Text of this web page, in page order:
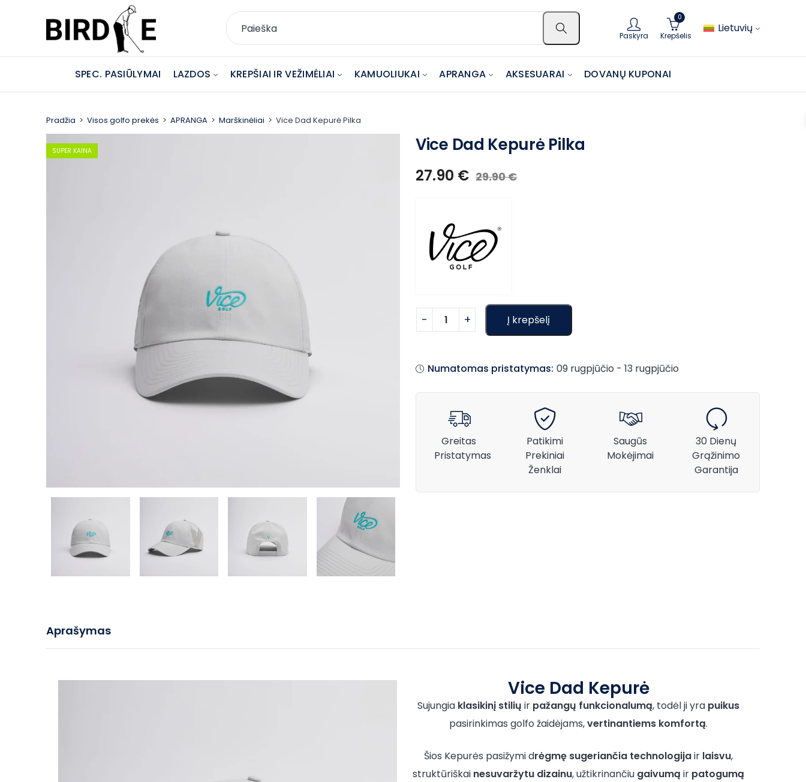
Paskyra
0
Krepšelis
Lietuvių
SPEC. PASIŪLYMAI LAZDOS KREPŠIAI IR VEŽIMĖLIAI KAMUOLIUKAI APRANGA AKSESUARAI DOVANŲ KUPONAI
Pradžia Visos golfo prekės APRANGA Marškinėliai Vice Dad Kepurė Pilka
SUPER KAINA Vice Dad Kepurė Pilka
27.90 € 29.90€
Į krepšelį
Numatomas pristatymas: 09 rugpjūčio - 13 rugpjūčio
Greitas
Pristatymas
Patikimi
Prekiniai
Ženklai
Saugūs
Mokėjimai
30 Dienų
Grąžinimo
Garantija
Aprašymas
Vice Dad Kepurė
Sujungia klasikinį stilių ir pažangų funkcionalumą, todėl ji yra puikus
pasirinkimas golfo žaidėjams,vertinantiems komfortą.
Šios Kepurės pasižymi drėgmę sugeriančia technologijair laisvu,
struktūriškai nesuvaržytu dizainu, užtikrinančiu gaivumą ir patogumą